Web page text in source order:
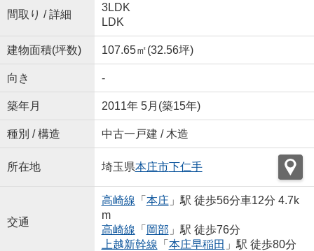
間取り / 詳細
3LDK
LDK
建物面積(坪数) 107.65㎡(32.56坪)
向き -
築年月 2011年 5月(築15年)
種別 / 構造 中古一戸建 / 木造
所在地 埼玉県本庄市下仁手
交通
高崎線 「 本庄 」駅 徒歩56分車12分 4.7k
m
高崎線 「 岡部 」駅 徒歩76分
上越新幹線 「 本庄早稲田 」駅 徒歩80分